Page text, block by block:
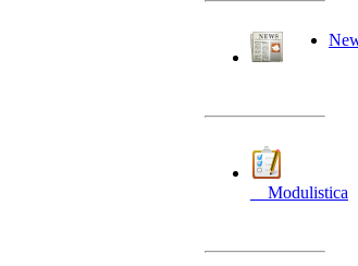
__Modulistica